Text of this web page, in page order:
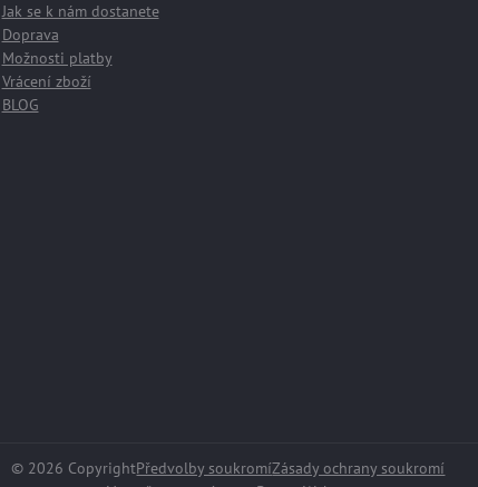
Jak se k nám dostanete
Doprava
Možnosti platby
Vrácení zboží
BLOG
© 2026 CopyrightPředvolby soukromíZásady ochrany soukromí